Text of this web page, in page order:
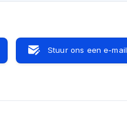
Stuur ons een e-mail